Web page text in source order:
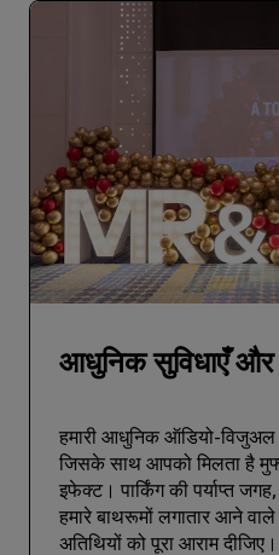
आधुनिक सुविधाएँ
हमारी आधुनिक ऑडियो-
जिसके साथ आपको मिलता है
इफेक्ट। पार्किंग की पर्याप्त
हमारे बाथरूमों लगातार आने
अतिथियों को पूरा आराम दीजिए।